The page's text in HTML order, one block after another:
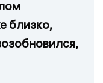
близко,